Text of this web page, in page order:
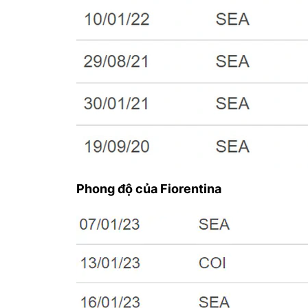
Phong độ của Fiorentina